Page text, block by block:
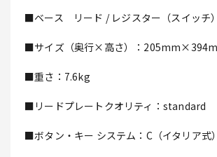
■ベース リード / レジスター（スイッチ
■サイズ（奥行×高さ）：
■重さ：7.6kg
■リードプレートクオリティ：standard
■ボタン・キー システム：C（イタリア式）